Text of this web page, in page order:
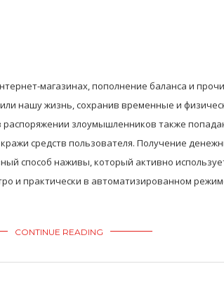
магазинах, пополнение баланса и
нашу жизнь, сохранив временные и
злоумышленников также
средств пользователя. Получение
способ наживы, который активно
и практически в автоматизированном
CONTINUE READING